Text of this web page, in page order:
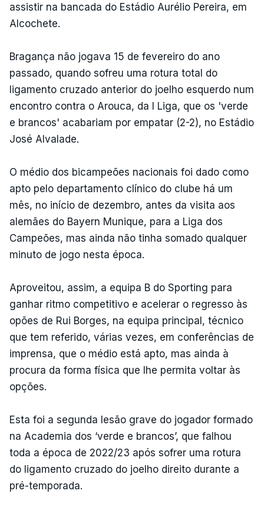
assistir na bancada do Estádio Aurélio Pereira, em
Alcochete.
Bragança não jogava 15 de fevereiro do ano
passado, quando sofreu uma rotura total do
ligamento cruzado anterior do joelho esquerdo num
encontro contra o Arouca, da I Liga, que os 'verde
e brancos' acabariam por empatar (2-2), no Estádio
José Alvalade.
O médio dos bicampeões nacionais foi dado como
apto pelo departamento clínico do clube há um
mês, no início de dezembro, antes da visita aos
alemães do Bayern Munique, para a Liga dos
Campeões, mas ainda não tinha somado qualquer
minuto de jogo nesta época.
Aproveitou, assim, a equipa B do Sporting para
ganhar ritmo competitivo e acelerar o regresso às
opões de Rui Borges, na equipa principal, técnico
que tem referido, várias vezes, em conferências de
imprensa, que o médio está apto, mas ainda à
procura da forma física que lhe permita voltar às
opções.
Esta foi a segunda lesão grave do jogador formado
na Academia dos ‘verde e brancos’, que falhou
toda a época de 2022/23 após sofrer uma rotura
do ligamento cruzado do joelho direito durante a
pré-temporada.